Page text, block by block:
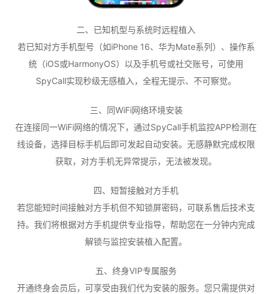
二、已知机型与系统时远程植入
若已知对方手机型号（如iPhone 16、华为Mate系列）、操作系
统（iOS或HarmonyOS）以及手机号或社交账号，可使用
SpyCall实现秒级无感植入，全程无提示、不可察觉。
三、同WiFi网络环境安装
在连接同一WiFi网络的情况下，通过SpyCall手机监控APP检测在
线设备，选择目标手机后即可发起自动安装。无感静默完成权限
获取，对方手机无异常提示，无法被发现。
四、短暂接触对方手机
若您能短时间接触对方手机但不知锁屏密码，可联系售后技术支
持。我们将根据对方手机提供专业指导，帮助您在一分钟内完成
解锁与监控安装植入配置。
五、终身VIP专属服务
开通终身会员后，可享受由我们代为安装的服务。您只需提供对